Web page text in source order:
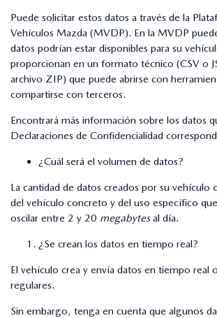
Puede solicitar estos datos a través de la
Vehículos Mazda (MVDP). En la MVDP
datos podrían estar disponibles para su
proporcionan en un formato técnico (CSV o
archivo ZIP) que puede abrirse con
compartirse con terceros.
Encontrará más información sobre los datos
Declaraciones de Confidencialidad
¿Cuál será el volumen de datos?
La cantidad de datos creados por su vehículo
del vehículo concreto y del uso específico
oscilar entre 2 y 20 megabytesal día.
¿Se crean los datos en tiempo real?
El vehículo crea y envía datos en tiempo real
regulares.
Sin embargo, tenga en cuenta que algunos